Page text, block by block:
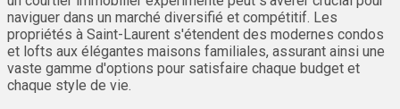
naviguer dans un marché diversifié et compétitif. Les
propriétés à Saint-Laurent s'étendent des modernes condos
et lofts aux élégantes maisons familiales, assurant ainsi une
vaste gamme d'options pour satisfaire chaque budget et
chaque style de vie.